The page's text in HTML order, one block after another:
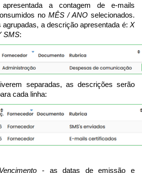
a contagem de e-mails
no MÊS / ANO selecionados.
a descrição apresentada é: X
SMS:
separadas, as descrições serão
cada linha:
Vencimento- as datas de emissão e